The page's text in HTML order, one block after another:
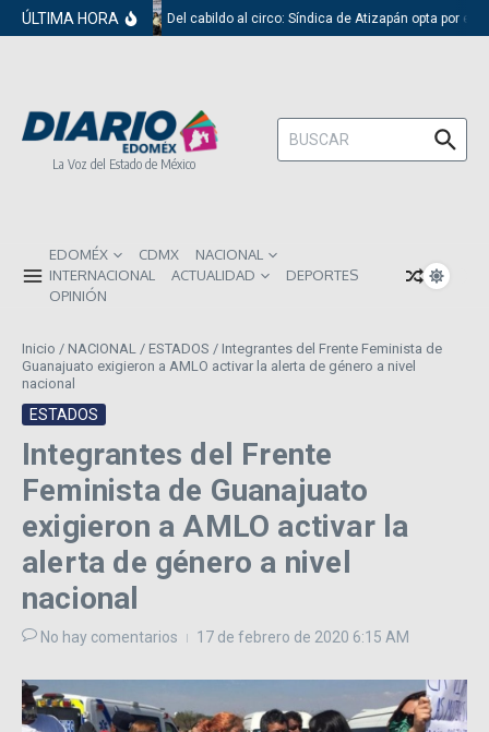
Saltar al contenido
ÚLTIMA HORA Del cabildo al circo: Síndica de Atizapán opta por el
La Voz del Estado de México
Buscar:
EDOMÉX CDMX
NACIONAL
INTERNACIONAL
ACTUALIDAD
DEPORTES
OPINIÓN
Inicio / NACIONAL / ESTADOS / Integrantes del Frente Feminista de
Guanajuato exigieron a AMLO activar la alerta de género a nivel
nacional
ESTADOS
Integrantes del Frente
Feminista de Guanajuato
exigieron a AMLO activar la
alerta de género a nivel
nacional
No hay comentarios 17 de febrero de 2020 6:15 AM